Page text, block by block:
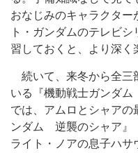
おなじみのキャラクター
ト・ガンダムのテレビ
習しておくと、より深く
続いて、来冬から全三
いる『機動戦士ガンダ
では、アムロとシャア
ンダム 逆襲のシャア』
ライト・ノアの息子ハサ